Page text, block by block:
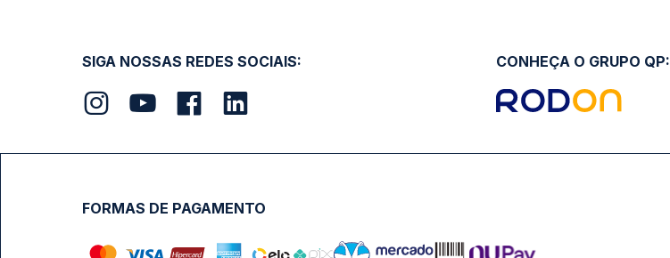
SIGA NOSSAS REDES SOCIAIS: CONHEÇA O GRUPO QP:
FORMAS DE PAGAMENTO